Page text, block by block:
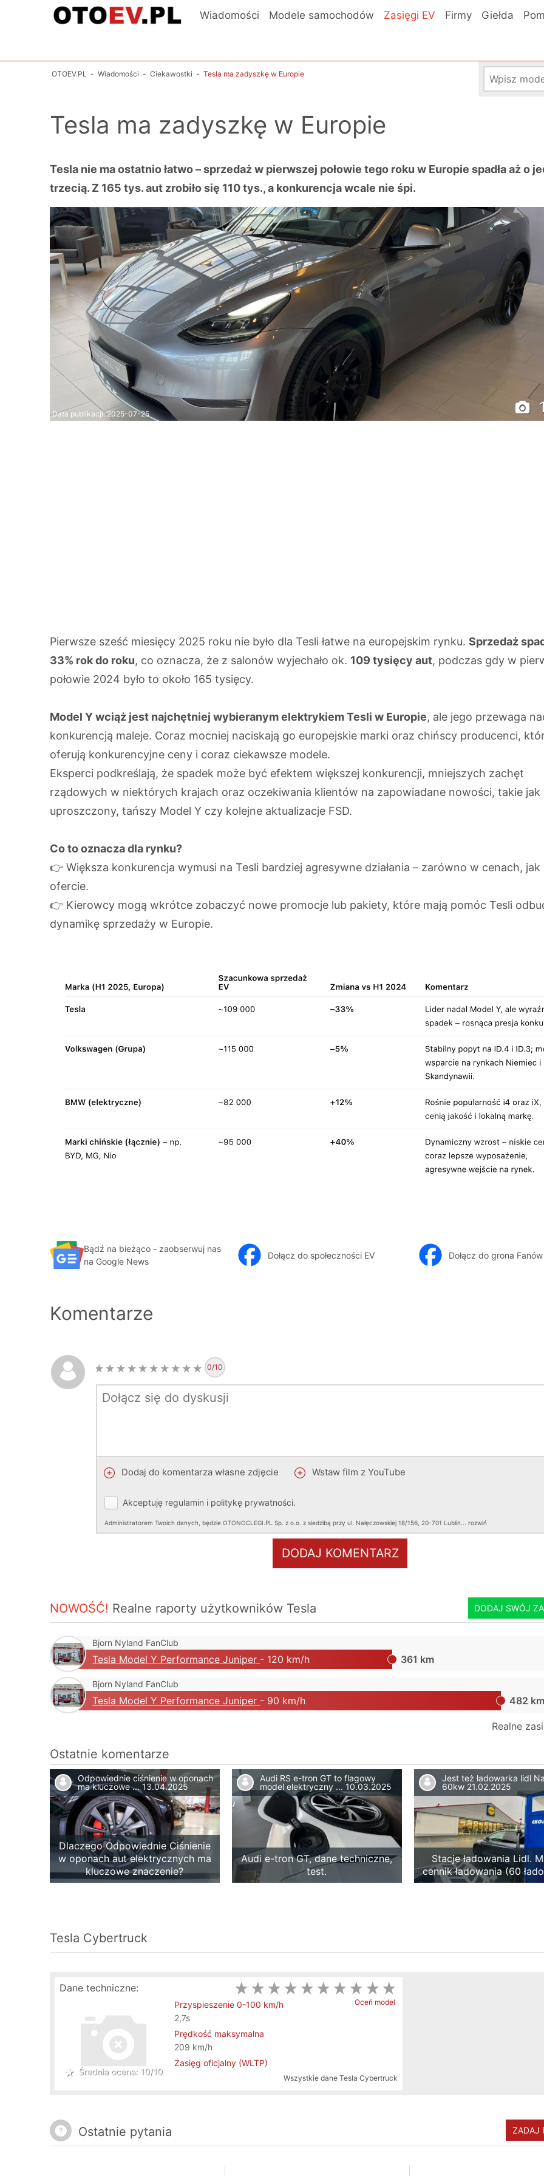
Wiadomości Modele samochodów Zasięgi EV Firmy Giełda
OTOEV.PL - Wiadomości - Ciekawostki - Tesla ma zadyszkę w Europie
Tesla ma zadyszkę w Europie
Tesla nie ma ostatnio łatwo – sprzedaż w pierwszej połowie tego roku w Europie spadła aż o
trzecią. Z 165 tys. aut zrobiło się 110 tys., a konkurencja wcale nie śpi.
Data publikacji:2025-07-25
Pierwsze sześć miesięcy 2025 roku nie było dla Tesli łatwe na europejskim rynku. Sprzedaż
33% rok do roku, co oznacza, że z salonów wyjechało ok. 109 tysięcy aut, podczas gdy w
połowie 2024 było to około 165 tysięcy.
Model Y wciąż jest najchętniej wybieranym elektrykiem Tesli w Europie, ale jego przewaga
konkurencją maleje. Coraz mocniej naciskają go europejskie marki oraz chińscy producenci,
oferują konkurencyjne ceny i coraz ciekawsze modele.
Eksperci podkreślają, że spadek może być efektem większej konkurencji, mniejszych zachęt
rządowych w niektórych krajach oraz oczekiwania klientów na zapowiadane nowości, takie jak
uproszczony, tańszy Model Y czy kolejne aktualizacje FSD.
Co to oznacza dla rynku?
👉 Większa konkurencja wymusi na Tesli bardziej agresywne działania – zarówno w cenach, jak
ofercie.
👉 Kierowcy mogą wkrótce zobaczyć nowe promocje lub pakiety, które mają pomóc Tesli
dynamikę sprzedaży w Europie.
Bądź na bieżąco - zaobserwuj nas
na Google News
Dołącz do społeczności EV Dołącz do grona
Komentarze
0/10
Dodaj do komentarza własne zdjęcie Wstaw film z YouTube
Akceptuję regulamin i politykę prywatności.
Administratorem Twoich danych, będzie OTONOCLEGI.PL Sp. z o.o. z siedzibą przy ul. Nałęczowskiej 18/156, 20-701 Lublin. rozwiń
DODAJ KOMENTARZ
NOWOŚĆ! Realne raporty użytkowników Tesla DODAJ SWÓJ
Bjorn Nyland FanClub
Tesla Model Y Performance Juniper - 120 km/h 361 km
Bjorn Nyland FanClub
Tesla Model Y Performance Juniper - 90 km/h 482 km
Realne
Ostatnie komentarze
Odpowiednie ciśnienie w oponach
ma kluczowe ... 13.04.2025
Dlaczego Odpowiednie Ciśnienie
w oponach aut elektrycznych ma
kluczowe znaczenie?
Audi RS e-tron GT to flagowy
model elektryczny ... 10.03.2025
Audi e-tron GT, dane techniczne,
test.
Jest też ładowarka lidl
60kw 21.02.2025
Stacje ładowania Lidl.
cennik ładowania (60
Tesla Cybertruck
Dane techniczne:
Oceń model
Średnia ocena: 10/10
Przyspieszenie 0-100 km/h
2,7s
Prędkość maksymalna
209 km/h
Zasięg oficjalny (WLTP)
Wszystkie dane Tesla Cybertruck
Ostatnie pytania ZADAJ